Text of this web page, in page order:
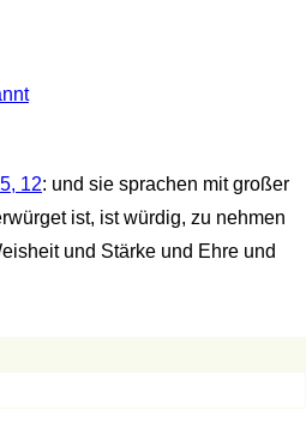
12: und sie sprachen mit großer
ist, ist würdig, zu nehmen
und Stärke und Ehre und